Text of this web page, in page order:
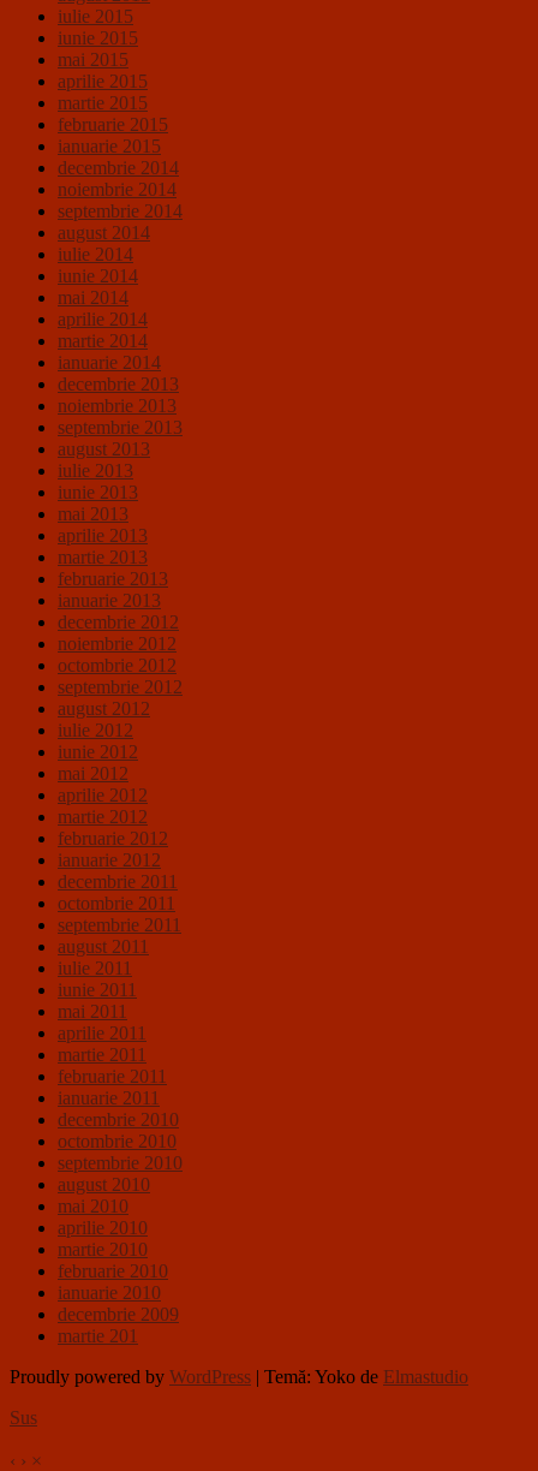
iulie 2015
iunie 2015
mai 2015
aprilie 2015
martie 2015
februarie 2015
ianuarie 2015
decembrie 2014
noiembrie 2014
septembrie 2014
august 2014
iulie 2014
iunie 2014
mai 2014
aprilie 2014
martie 2014
ianuarie 2014
decembrie 2013
noiembrie 2013
septembrie 2013
august 2013
iulie 2013
iunie 2013
mai 2013
aprilie 2013
martie 2013
februarie 2013
ianuarie 2013
decembrie 2012
noiembrie 2012
octombrie 2012
septembrie 2012
august 2012
iulie 2012
iunie 2012
mai 2012
aprilie 2012
martie 2012
februarie 2012
ianuarie 2012
decembrie 2011
octombrie 2011
septembrie 2011
august 2011
iulie 2011
iunie 2011
mai 2011
aprilie 2011
martie 2011
februarie 2011
ianuarie 2011
decembrie 2010
octombrie 2010
septembrie 2010
august 2010
mai 2010
aprilie 2010
martie 2010
februarie 2010
ianuarie 2010
decembrie 2009
martie 201
Proudly powered by WordPress | Temă: Yoko de Elmastudio
Sus
‹ › ×